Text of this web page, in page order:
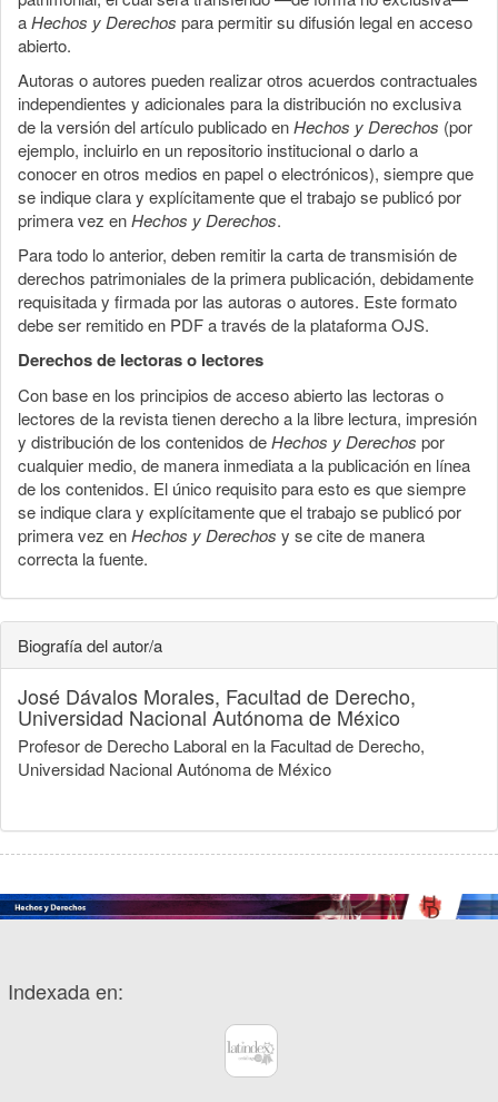
aHechos y Derechos para permitir su difusión legal en acceso
abierto.
Autoras o autores pueden realizar otros acuerdos contractuales
independientes y adicionales para la distribución no exclusiva
de la versión del artículo publicado enHechos y Derechos (por
ejemplo, incluirlo en un repositorio institucional o darlo a
conocer en otros medios en papel o electrónicos), siempre que
se indique clara y explícitamente que el trabajo se publicó por
primera vez enHechos y Derechos.
Para todo lo anterior, deben remitir la carta de transmisión de
derechos patrimoniales de la primera publicación, debidamente
requisitada y firmada por las autoras o autores. Este formato
debe ser remitido en PDF a través de la plataforma OJS.
Derechos de lectoras o lectores
Con base en los principios de acceso abierto las lectoras o
lectores de la revista tienen derecho a la libre lectura, impresión
y distribución de los contenidos deHechos y Derechos por
cualquier medio, de manera inmediata a la publicación en línea
de los contenidos. El único requisito para esto es que siempre
se indique clara y explícitamente que el trabajo se publicó por
primera vez enHechos y Derechos y se cite de manera
correcta la fuente.
Biografía del autor/a
José Dávalos Morales, Facultad de Derecho,
Universidad Nacional Autónoma de México
Profesor de Derecho Laboral en la Facultad de Derecho,
Universidad Nacional Autónoma de México
Indexada en: